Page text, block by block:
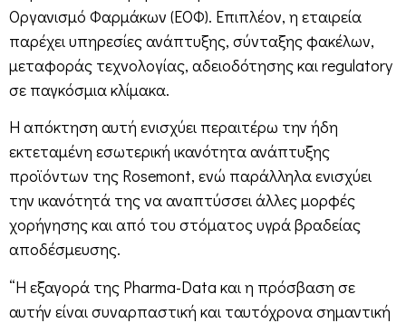
Οργανισμό Φαρμάκων (ΕΟΦ). Επιπλέον, η εταιρεία
παρέχει υπηρεσίες ανάπτυξης, σύνταξης φακέλων,
μεταφοράς τεχνολογίας, αδειοδότησης και regulatory
σε παγκόσμια κλίμακα.
Η απόκτηση αυτή ενισχύει περαιτέρω την ήδη
εκτεταμένη εσωτερική ικανότητα ανάπτυξης
προϊόντων της Rosemont, ενώ παράλληλα ενισχύει
την ικανότητά της να αναπτύσσει άλλες μορφές
χορήγησης και από του στόματος υγρά βραδείας
αποδέσμευσης.
“Η εξαγορά της Pharma-Data και η πρόσβαση σε
αυτήν είναι συναρπαστική και ταυτόχρονα σημαντική